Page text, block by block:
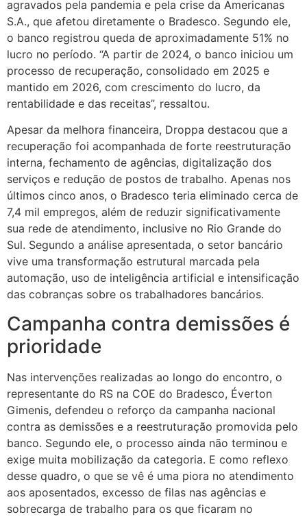
agravados pela pandemia e pela crise da Americanas
S.A., que afetou diretamente o Bradesco. Segundo ele,
o banco registrou queda de aproximadamente 51% no
lucro no período. “A partir de 2024, o banco iniciou um
processo de recuperação, consolidado em 2025 e
mantido em 2026, com crescimento do lucro, da
rentabilidade e das receitas”, ressaltou.
Apesar da melhora financeira, Droppa destacou que a
recuperação foi acompanhada de forte reestruturação
interna, fechamento de agências, digitalização dos
serviços e redução de postos de trabalho. Apenas nos
últimos cinco anos, o Bradesco teria eliminado cerca de
7,4 mil empregos, além de reduzir significativamente
sua rede de atendimento, inclusive no Rio Grande do
Sul. Segundo a análise apresentada, o setor bancário
vive uma transformação estrutural marcada pela
automação, uso de inteligência artificial e intensificação
das cobranças sobre os trabalhadores bancários.
Campanha contra demissões é
prioridade
Nas intervenções realizadas ao longo do encontro, o
representante do RS na COE do Bradesco, Éverton
Gimenis, defendeu o reforço da campanha nacional
contra as demissões e a reestruturação promovida pelo
banco. Segundo ele, o processo ainda não terminou e
exige muita mobilização da categoria. E como reflexo
desse quadro, o que se vê é uma piora no atendimento
aos aposentados, excesso de filas nas agências e
sobrecarga de trabalho para os que ficaram no